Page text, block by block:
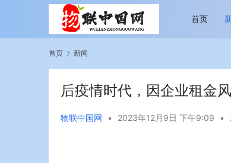
首页
首页 新闻
后疫情时代，因企业租金
物联中国网 • 2023年12月9日 下午9:09 •